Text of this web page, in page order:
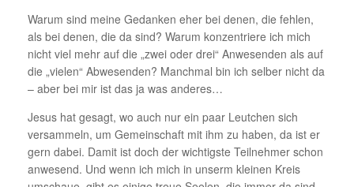
Warum sind meine Gedanken eher bei denen, die fehlen,
als bei denen, die da sind? Warum konzentriere ich mich
nicht viel mehr auf die „zwei oder drei“ Anwesenden als auf
die „vielen“ Abwesenden? Manchmal bin ich selber nicht da
– aber bei mir ist das ja was anderes…
Jesus hat gesagt, wo auch nur ein paar Leutchen sich
versammeln, um Gemeinschaft mit ihm zu haben, da ist er
gern dabei. Damit ist doch der wichtigste Teilnehmer schon
anwesend. Und wenn ich mich in unserm kleinen Kreis